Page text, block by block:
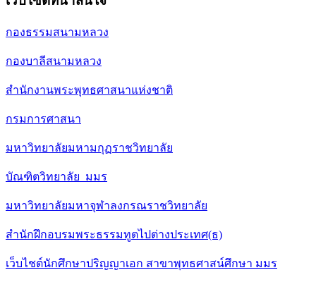
กองธรรมสนามหลวง
กองบาลีสนามหลวง
สำนักงานพระพุทธศาสนาแห่งชาติ
กรมการศาสนา
มหาวิทยาลัยมหามกุฏราชวิทยาลัย
บัณฑิตวิทยาลัย มมร
มหาวิทยาลัยมหาจุฬาลงกรณราชวิทยาลัย
สำนักฝึกอบรมพระธรรมทูตไปต่างประเทศ(ธ)
เว็บไชต์นักศึกษาปริญญาเอก สาขาพุทธศาสน์ศึกษา มมร